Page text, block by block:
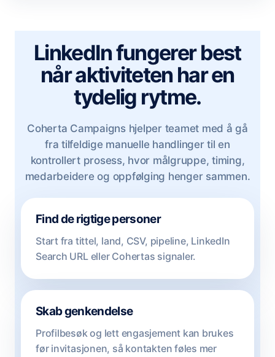
LinkedIn fungerer best
når aktiviteten har en
tydelig rytme.
Coherta Campaigns hjelper teamet med å gå
fra tilfeldige manuelle handlinger til en
kontrollert prosess, hvor målgruppe, timing,
medarbeidere og oppfølging henger sammen.
Find de rigtige personer
Start fra tittel, land, CSV, pipeline, LinkedIn
Search URL eller Cohertas signaler.
Skab genkendelse
Profilbesøk og lett engasjement kan brukes
før invitasjonen, så kontakten føles mer